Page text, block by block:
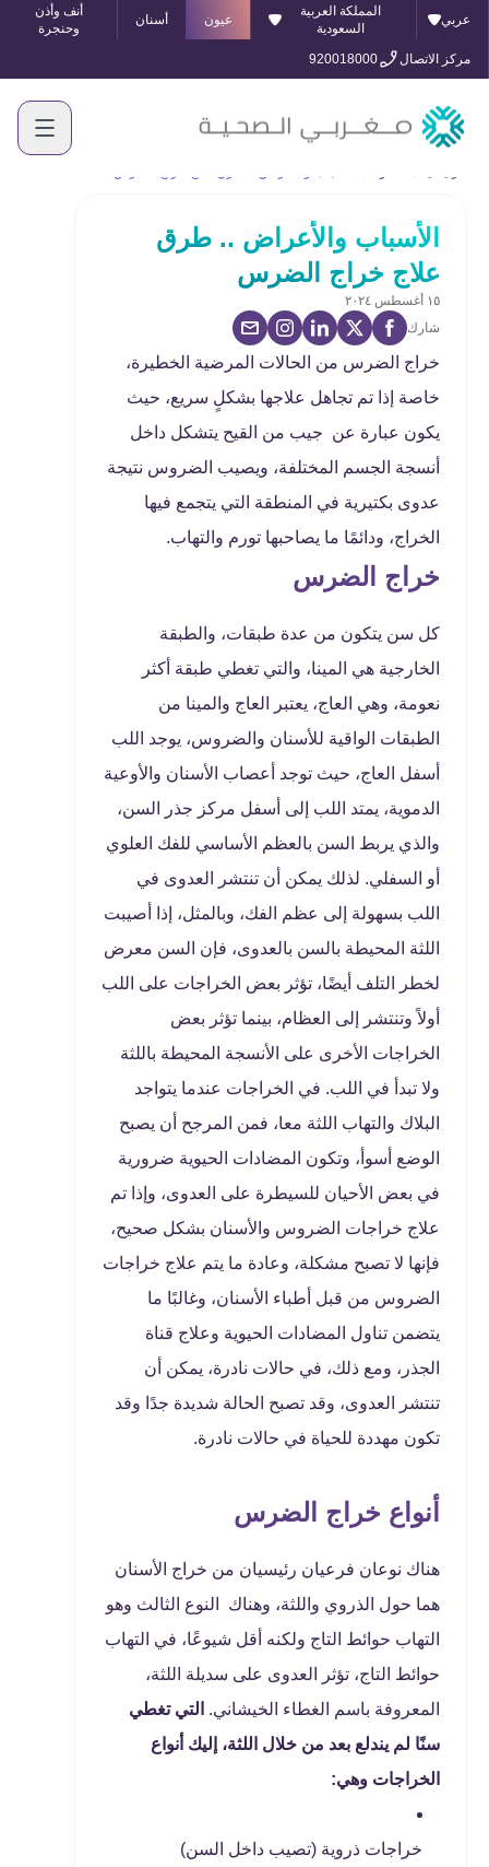
عربي
المملكة العربية
السعودية
عيون أسنان
أنف وأذن
وحنجرة
مركز الاتصال
920018000
الأسباب والأعراض .. طرق
علاج خراج الضرس
١٥ أغسطس ٢٠٢٤
شارك
خراج الضرس من الحالات المرضية الخطيرة،
خاصة إذا تم تجاهل علاجها بشكلٍ سريع، حيث
يكون عبارة عن جيب من القيح يتشكل داخل
أنسجة الجسم المختلفة، ويصيب الضروس نتيجة
عدوى بكتيرية في المنطقة التي يتجمع فيها
الخراج، ودائمًا ما يصاحبها تورم والتهاب.
خراج الضرس
كل سن يتكون من عدة طبقات، والطبقة
الخارجية هي المينا، والتي تغطي طبقة أكثر
نعومة، وهي العاج، يعتبر العاج والمينا من
الطبقات الواقية للأسنان والضروس، يوجد اللب
أسفل العاج، حيث توجد أعصاب الأسنان والأوعية
الدموية، يمتد اللب إلى أسفل مركز جذر السن،
والذي يربط السن بالعظم الأساسي للفك العلوي
أو السفلي. لذلك يمكن أن تنتشر العدوى في
اللب بسهولة إلى عظم الفك، وبالمثل، إذا أصيبت
اللثة المحيطة بالسن بالعدوى، فإن السن معرض
لخطر التلف أيضًا، تؤثر بعض الخراجات على اللب
أولاً وتنتشر إلى العظام، بينما تؤثر بعض
الخراجات الأخرى على الأنسجة المحيطة باللثة
ولا تبدأ في اللب. في الخراجات عندما يتواجد
البلاك والتهاب اللثة معا، فمن المرجح أن يصبح
الوضع أسوأ، وتكون المضادات الحيوية ضرورية
في بعض الأحيان للسيطرة على العدوى، وإذا تم
علاج خراجات الضروس والأسنان بشكل صحيح،
فإنها لا تصبح مشكلة، وعادة ما يتم علاج خراجات
الضروس من قبل أطباء الأسنان، وغالبًا ما
يتضمن تناول المضادات الحيوية وعلاج قناة
الجذر، ومع ذلك، في حالات نادرة، يمكن أن
تنتشر العدوى، وقد تصبح الحالة شديدة جدًا وقد
تكون مهددة للحياة في حالات نادرة.
أنواع خراج الضرس
هناك نوعان فرعيان رئيسيان من خراج الأسنان
هما حول الذروي واللثة، وهناك النوع الثالث وهو
التهاب حوائط التاج ولكنه أقل شيوعًا، في التهاب
حوائط التاج، تؤثر العدوى على سديلة اللثة،
المعروفة باسم الغطاء الخيشاني. التي تغطي
سنًا لم يندلع بعد من خلال اللثة، إليك أنواع
الخراجات وهي:
خراجات ذروية (تصيب داخل السن)